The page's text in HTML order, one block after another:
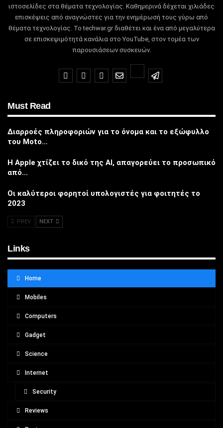
ιστοσελίδες στα θέματα τεχνολογίας. Καθημερινά δέχεται χιλιάδες
επισκέψεις από αναγνώστες για την ενημέρωσή τους γύρω από
θέματα τεχνολογίας. Το techwar.gr διαθέτει και ένα από μεγαλύτερα
σε επισκεψιμότητά κανάλια στο YouTube, στον τομέα των
παρουσιάσεων συσκευών.
Must Read
Διαρροές πληροφοριών για το όνομα και το εξώφυλλο
του Moto…
Η Apple χτίζει το δικό της AI, απαγορεύει το προσωπικό
από…
Οι καλύτεροι φορητοί υπολογιστές για φοιτητές το
2023
PREV NEXT
Links
Home
Mobiles
Computers
Gadget
Science
Internet
Security
Reviews